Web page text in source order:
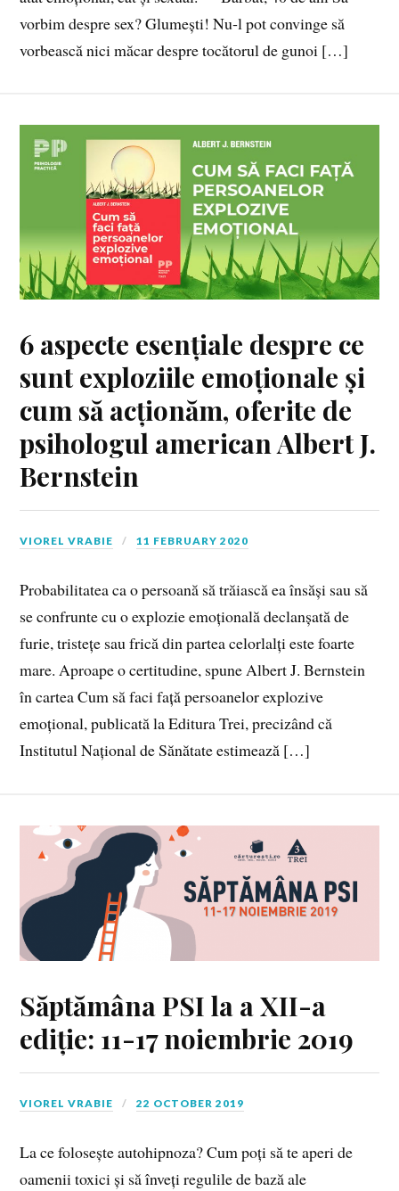
vorbim despre sex? Glumești! Nu‑l pot convinge să
vorbească nici măcar despre tocătorul de gunoi […]
6 aspecte esențiale despre ce
sunt exploziile emoționale și
cum să acționăm, oferite de
psihologul american Albert J.
Bernstein
VIOREL VRABIE 11 FEBRUARY 2020
Probabilitatea ca o persoană să trăiască ea însăși sau să
se confrunte cu o explozie emoțională declanșată de
furie, tristețe sau frică din partea celorlalți este foarte
mare. Aproape o certitudine, spune Albert J. Bernstein
în cartea Cum să faci față persoanelor explozive
emoțional, publicată la Editura Trei, precizând că
Institutul Național de Sănătate estimează […]
Săptămâna PSI la a XII-a
ediție: 11-17 noiembrie 2019
VIOREL VRABIE 22 OCTOBER 2019
La ce folosește autohipnoza? Cum poți să te aperi de
oamenii toxici și să înveți regulile de bază ale